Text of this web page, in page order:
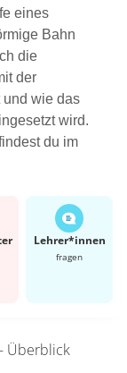
eines
Bahn
die
der
und wie das
wird.
du im
Lehrer*​innen
fragen
Überblick